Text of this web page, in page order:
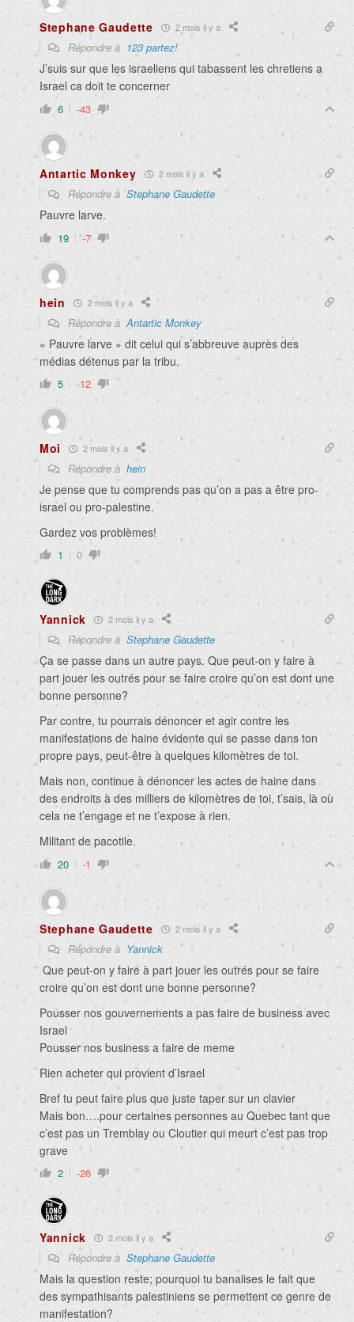
Stephane Gaudette 2 mois il y a
Répondre à 123 partez!
J’suis sur que les israeliens qui tabassent les chretiens a
Israel ca doit te concerner
6 -43
Antartic Monkey 2 mois il y a
Répondre àStephane Gaudette
Pauvre larve.
19 -7
hein 2 mois il y a
Répondre àAntartic Monkey
« Pauvre larve » dit celui qui s’abbreuve auprès des
médias détenus par la tribu.
5 -12
Moi 2 mois il y a
Répondre à hein
Je pense que tu comprends pas qu’on a pas a être pro-
israel ou pro-palestine.
Gardez vos problèmes!
1 0
Yannick 2 mois il y a
Répondre à Stephane Gaudette
Ça se passe dans un autre pays. Que peut-on y faire à
part jouer les outrés pour se faire croire qu’on est dont une
bonne personne?
Par contre, tu pourrais dénoncer et agir contre les
manifestations de haine évidente qui se passe dans ton
propre pays, peut-être à quelques kilomètres de toi.
Mais non, continue à dénoncer les actes de haine dans
des endroits à des milliers de kilomètres de toi, t’sais, là où
cela ne t’engage et ne t’expose à rien.
Militant de pacotile.
20 -1
Stephane Gaudette 2 mois il y a
Répondre à Yannick
Que peut-on y faire à part jouer les outrés pour se faire
croire qu’on est dont une bonne personne?
Pousser nos gouvernements a pas faire de business avec
Israel
Pousser nos business a faire de meme
Rien acheter qui provient d’Israel
Bref tu peut faire plus que juste taper sur un clavier
Mais bon….pour certaines personnes au Quebec tant que
c’est pas un Tremblay ou Cloutier qui meurt c’est pas trop
grave
2 -26
Yannick 2 mois il y a
Répondre à Stephane Gaudette
Mais la question reste; pourquoi tu banalises le fait que
des sympathisants palestiniens se permettent ce genre de
manifestation?